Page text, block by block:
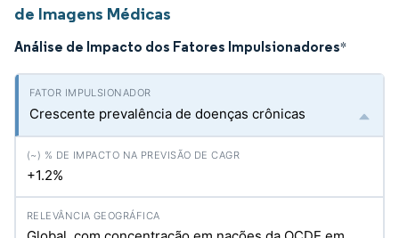
de Imagens Médicas
Análise de Impacto dos Fatores Impulsionadores*
Crescente prevalência de doenças crônicas
+1.2%